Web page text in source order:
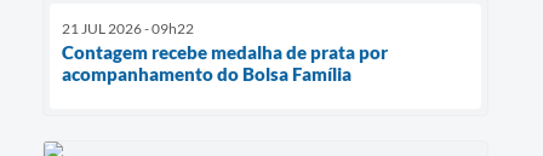
21 JUL 2026 - 09h22
Contagem recebe medalha de prata por
acompanhamento do Bolsa Família